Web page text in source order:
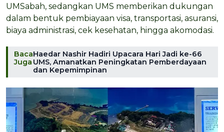
UMSabah, sedangkan UMS memberikan dukungan
dalam bentuk pembiayaan visa, transportasi, asuransi,
biaya administrasi, cek kesehatan, hingga akomodasi.
Baca
Juga
Haedar Nashir Hadiri Upacara Hari Jadi ke-66
UMS, Amanatkan Peningkatan Pemberdayaan
dan Kepemimpinan